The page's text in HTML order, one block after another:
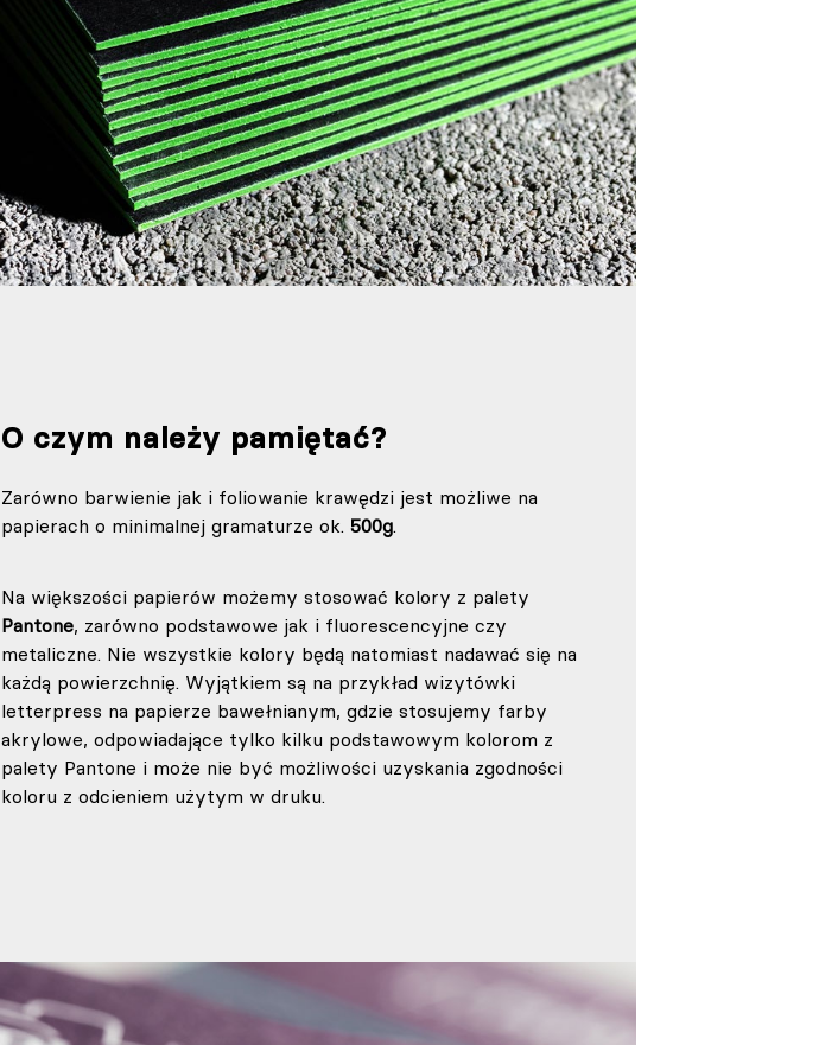
O czym należy pamiętać?
Zarówno barwienie jak i foliowanie krawędzi jest możliwe na
papierach o minimalnej gramaturze ok. 500g.
Na większości papierów możemy stosować kolory z palety
Pantone, zarówno podstawowe jak i fluorescencyjne czy
metaliczne. Nie wszystkie kolory będą natomiast nadawać się na
każdą powierzchnię. Wyjątkiem są na przykład wizytówki
letterpress na papierze bawełnianym, gdzie stosujemy farby
akrylowe, odpowiadające tylko kilku podstawowym kolorom z
palety Pantone i może nie być możliwości uzyskania zgodności
koloru z odcieniem użytym w druku.